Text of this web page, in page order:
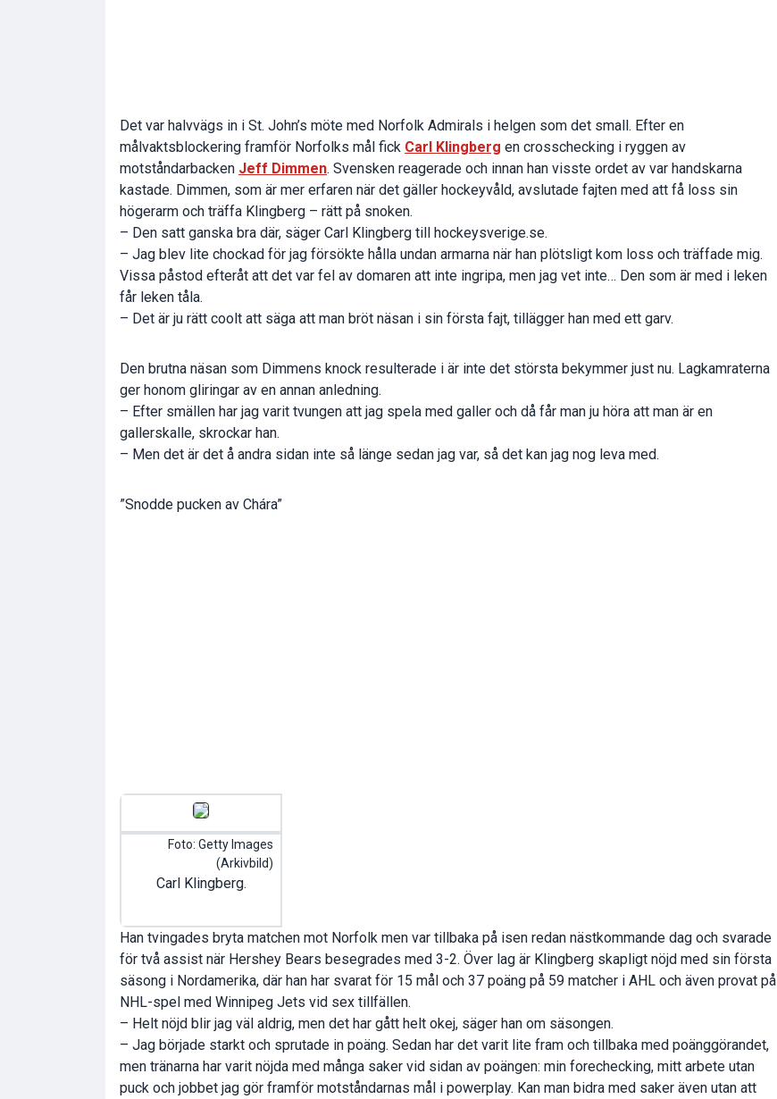
Det var halvvägs in i St. John’s möte med Norfolk Admirals i helgen som det small. Efter en
målvaktsblockering framför Norfolks mål fick Carl Klingberg en crosschecking i ryggen av
motståndarbacken Jeff Dimmen. Svensken reagerade och innan han visste ordet av var handskarna
kastade. Dimmen, som är mer erfaren när det gäller hockeyvåld, avslutade fajten med att få loss sin
högerarm och träffa Klingberg – rätt på snoken.
– Den satt ganska bra där, säger Carl Klingberg till hockeysverige.se.
– Jag blev lite chockad för jag försökte hålla undan armarna när han plötsligt kom loss och träffade mig.
Vissa påstod efteråt att det var fel av domaren att inte ingripa, men jag vet inte… Den som är med i leken
får leken tåla.
– Det är ju rätt coolt att säga att man bröt näsan i sin första fajt, tillägger han med ett garv.
Den brutna näsan som Dimmens knock resulterade i är inte det största bekymmer just nu. Lagkamraterna
ger honom gliringar av en annan anledning.
– Efter smällen har jag varit tvungen att jag spela med galler och då får man ju höra att man är en
gallerskalle, skrockar han.
– Men det är det å andra sidan inte så länge sedan jag var, så det kan jag nog leva med.
”Snodde pucken av Chára”
Foto: Getty Images
(Arkivbild)
Carl Klingberg.
Han tvingades bryta matchen mot Norfolk men var tillbaka på isen redan nästkommande dag och svarade
för två assist när Hershey Bears besegrades med 3-2. Över lag är Klingberg skapligt nöjd med sin första
säsong i Nordamerika, där han har svarat för 15 mål och 37 poäng på 59 matcher i AHL och även provat på
NHL-spel med Winnipeg Jets vid sex tillfällen.
– Helt nöjd blir jag väl aldrig, men det har gått helt okej, säger han om säsongen.
– Jag började starkt och sprutade in poäng. Sedan har det varit lite fram och tillbaka med poänggörandet,
men tränarna har varit nöjda med många saker vid sidan av poängen: min forechecking, mitt arbete utan
puck och jobbet jag gör framför motståndarnas mål i powerplay. Kan man bidra med saker även utan att